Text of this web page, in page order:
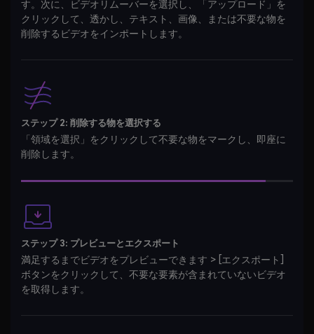
クリックして、透かし、テキスト、画像、または不要な物を
削除するビデオをインポートします。
削除します。
満足するまでビデオをプレビューできます > [エクスポート]
ボタンをクリックして、不要な要素が含まれていないビデオ
を取得します。